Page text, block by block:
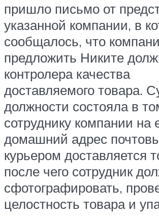
пришло письмо от
указанной компании, в
сообщалось, что
предложить Никите
контролера качества
доставляемого товара.
должности состояла в
сотруднику компании на
домашний адрес
курьером доставляется
после чего сотрудник
сфотографировать,
целостность товара и